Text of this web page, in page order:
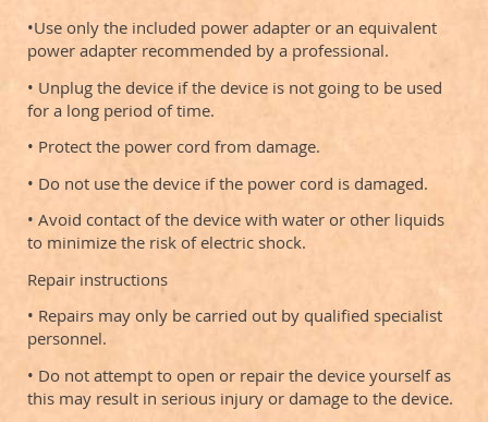
•Use only the included power adapter or an equivalent
power adapter recommended by a professional.
• Unplug the device if the device is not going to be used
for a long period of time.
• Protect the power cord from damage.
• Do not use the device if the power cord is damaged.
• Avoid contact of the device with water or other liquids
to minimize the risk of electric shock.
Repair instructions
• Repairs may only be carried out by qualified specialist
personnel.
• Do not attempt to open or repair the device yourself as
this may result in serious injury or damage to the device.